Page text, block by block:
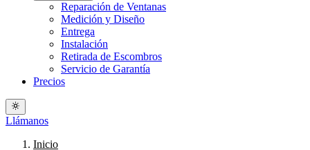
Reparación de Ventanas
Medición y Diseño
Entrega
Instalación
Retirada de Escombros
Servicio de Garantía
Precios
Llámanos
Inicio